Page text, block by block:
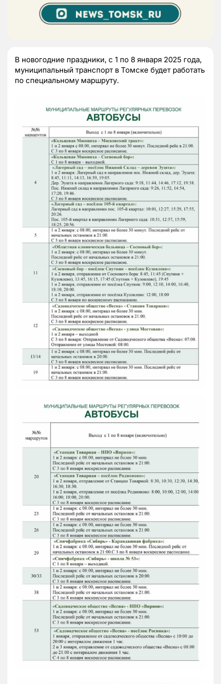
В новогодние праздники, с 1 по 8 января 2025 года,
муниципальный транспорт в Томске будет работать
по специальному маршруту.